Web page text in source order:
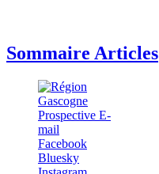
Sommaire Articles